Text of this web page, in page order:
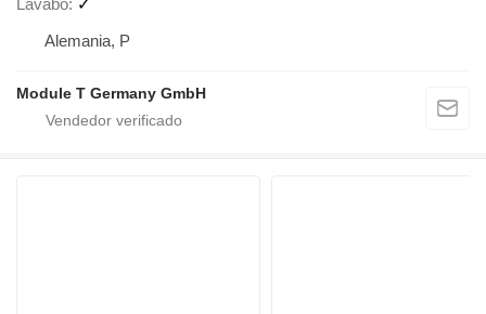
Lavabo ✓
Alemania, P
Module T Germany GmbH